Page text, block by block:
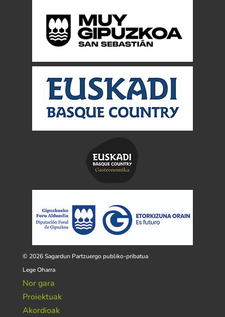
© 2026 Sagardun Partzuergo publiko-pribatua
Lege Oharra
Nor gara
Proiektuak
Akordioak